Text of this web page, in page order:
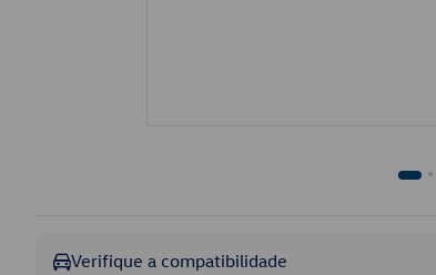
Verifique a compatibilidade